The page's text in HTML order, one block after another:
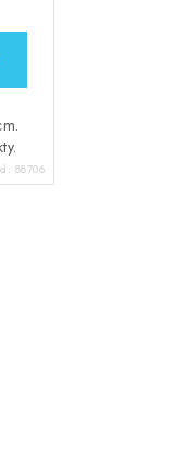
88706